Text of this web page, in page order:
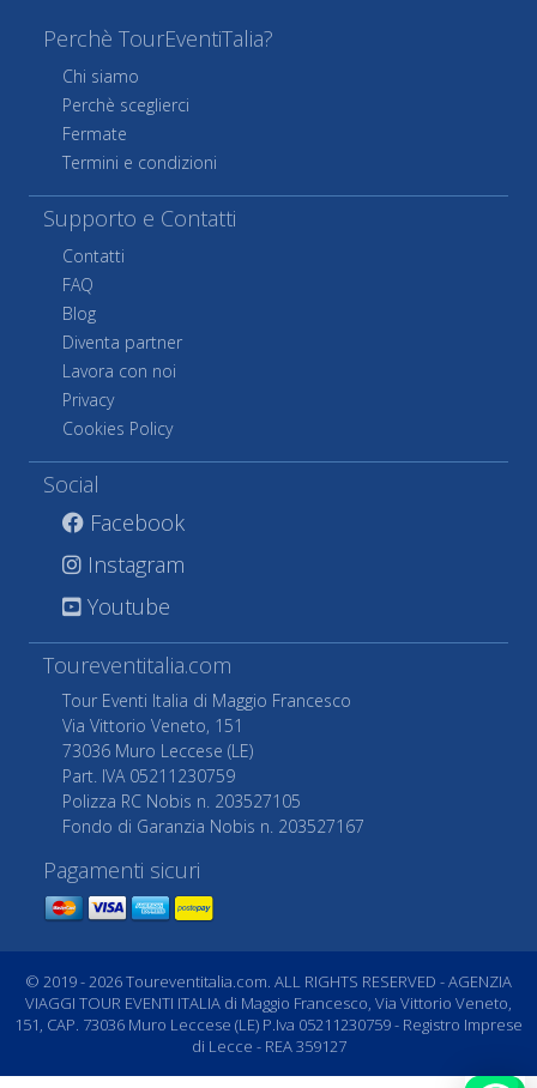
Perchè TourEventiTalia?
Chi siamo
Perchè sceglierci
Fermate
Termini e condizioni
Supporto e Contatti
Contatti
FAQ
Blog
Diventa partner
Lavora con noi
Privacy
Cookies Policy
Social
Facebook
Instagram
Youtube
Toureventitalia.com
Tour Eventi Italia di Maggio Francesco
Via Vittorio Veneto, 151
73036 Muro Leccese (LE)
Part. IVA 05211230759
Polizza RC Nobis n. 203527105
Fondo di Garanzia Nobis n. 203527167
Pagamenti sicuri
© 2019 - 2026 Toureventitalia.com. ALL RIGHTS RESERVED - AGENZIA
VIAGGI TOUR EVENTI ITALIA di Maggio Francesco, Via Vittorio Veneto,
151, CAP. 73036 Muro Leccese (LE) P.Iva 05211230759 - Registro Imprese
di Lecce - REA 359127